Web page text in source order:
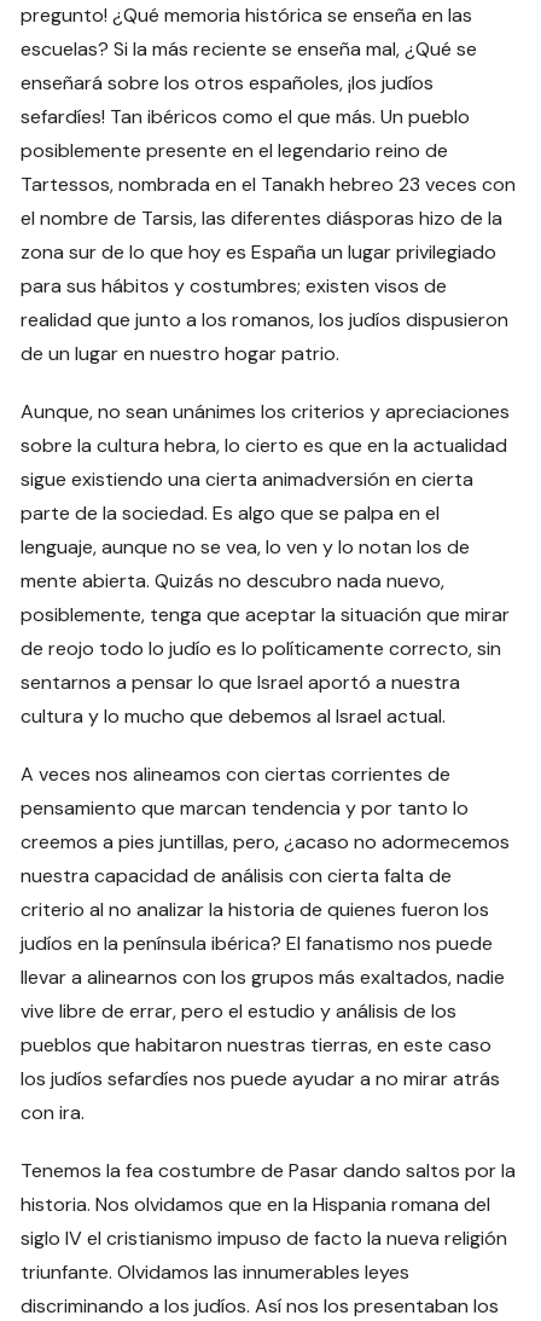
pregunto! ¿Qué memoria histórica se enseña en las
escuelas? Si la más reciente se enseña mal, ¿Qué se
enseñará sobre los otros españoles, ¡los judíos
sefardíes! Tan ibéricos como el que más. Un pueblo
posiblemente presente en el legendario reino de
Tartessos, nombrada en el Tanakh hebreo 23 veces con
el nombre de Tarsis, las diferentes diásporas hizo de la
zona sur de lo que hoy es España un lugar privilegiado
para sus hábitos y costumbres; existen visos de
realidad que junto a los romanos, los judíos dispusieron
de un lugar en nuestro hogar patrio.
Aunque, no sean unánimes los criterios y apreciaciones
sobre la cultura hebra, lo cierto es que en la actualidad
sigue existiendo una cierta animadversión en cierta
parte de la sociedad. Es algo que se palpa en el
lenguaje, aunque no se vea, lo ven y lo notan los de
mente abierta. Quizás no descubro nada nuevo,
posiblemente, tenga que aceptar la situación que mirar
de reojo todo lo judío es lo políticamente correcto, sin
sentarnos a pensar lo que Israel aportó a nuestra
cultura y lo mucho que debemos al Israel actual.
A veces nos alineamos con ciertas corrientes de
pensamiento que marcan tendencia y por tanto lo
creemos a pies juntillas, pero, ¿acaso no adormecemos
nuestra capacidad de análisis con cierta falta de
criterio al no analizar la historia de quienes fueron los
judíos en la península ibérica? El fanatismo nos puede
llevar a alinearnos con los grupos más exaltados, nadie
vive libre de errar, pero el estudio y análisis de los
pueblos que habitaron nuestras tierras, en este caso
los judíos sefardíes nos puede ayudar a no mirar atrás
con ira.
Tenemos la fea costumbre de Pasar dando saltos por la
historia. Nos olvidamos que en la Hispania romana del
siglo IV el cristianismo impuso de facto la nueva religión
triunfante. Olvidamos las innumerables leyes
discriminando a los judíos. Así nos los presentaban los